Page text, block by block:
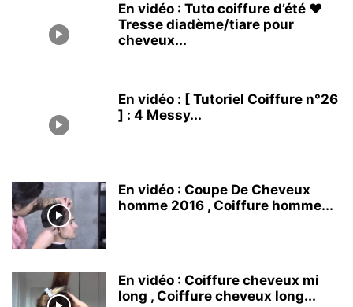
En vidéo : Tuto coiffure d’été ❤
Tresse diadème/tiare pour
cheveux...
En vidéo : [ Tutoriel Coiffure n°26
] : 4 Messy...
En vidéo : Coupe De Cheveux
homme 2016 , Coiffure homme...
En vidéo : Coiffure cheveux mi
long , Coiffure cheveux long...